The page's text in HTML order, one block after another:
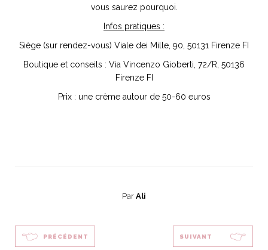
vous saurez pourquoi.
Infos pratiques :
Siège (sur rendez-vous) Viale dei Mille, 90, 50131 Firenze FI
Boutique et conseils : Via Vincenzo Gioberti, 72/R, 50136
Firenze FI
Prix : une crème autour de 50-60 euros
Par Ali
PRÉCÉDENT SUIVANT